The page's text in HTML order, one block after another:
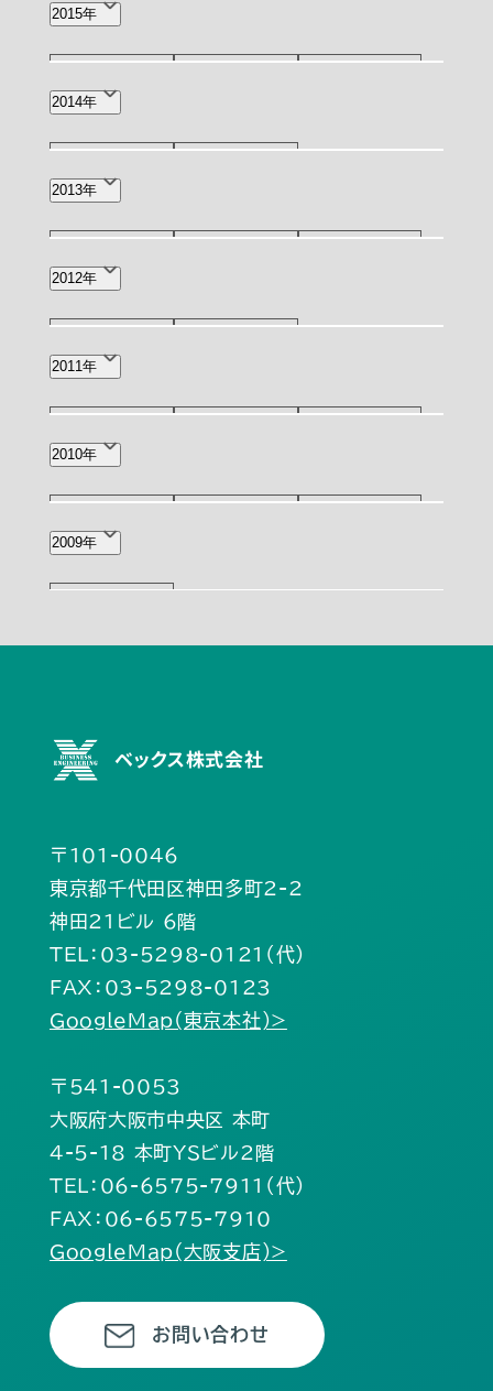
2015年
11月(1)
2014年
10月(1)
2013年
5月(1)
2012年
12月(1)
2011年
12月(1)
2010年
11月(1)
2009年
ベックス株式会社
〒101-0046
東京都千代田区神田多町2-2
神田21ビル 6階
TEL：03-5298-0121（代）
FAX：03-5298-0123
GoogleMap(東京本社)>
〒541-0053
大阪府大阪市中央区 本町
4-5-18 本町YSビル2階
TEL：06-6575-7911（代）
FAX：06-6575-7910
GoogleMap(大阪支店)>
お問い合わせ